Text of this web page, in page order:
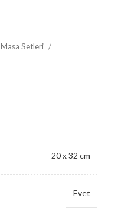
Masa Setleri
20 x 32 cm
Evet